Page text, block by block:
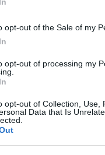
opt-out of the Sale of my
opt-out of processing my
opt-out of Collection, Use,
Data that Is